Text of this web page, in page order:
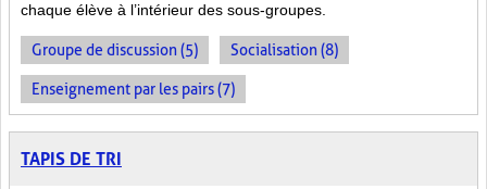
chaque élève à l’intérieur des sous-groupes.
Groupe de discussion (5) Socialisation (8)
Enseignement par les pairs (7)
TAPIS DE TRI